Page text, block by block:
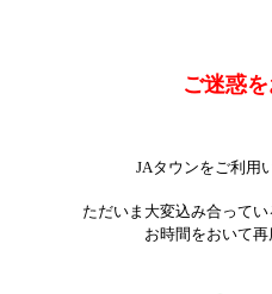
ご迷惑
JAタウンをご利用
ただいま大変込み合って
お時間をおいて